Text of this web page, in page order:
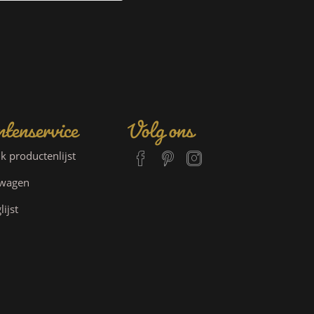
productenlijst
Volg ons